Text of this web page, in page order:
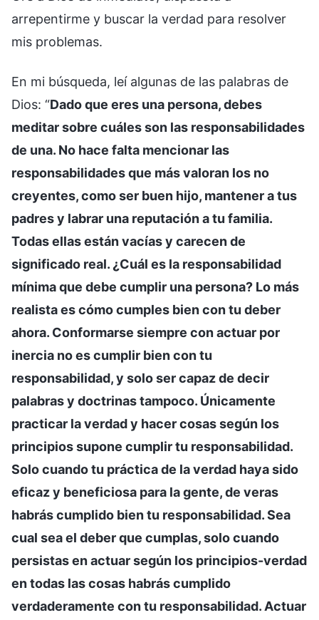
arrepentirme y buscar la verdad para resolver
mis problemas.
En mi búsqueda, leí algunas de las palabras de
Dios: “Dado que eres una persona, debes
meditar sobre cuáles son las responsabilidades
de una. No hace falta mencionar las
responsabilidades que más valoran los no
creyentes, como ser buen hijo, mantener a tus
padres y labrar una reputación a tu familia.
Todas ellas están vacías y carecen de
significado real. ¿Cuál es la responsabilidad
mínima que debe cumplir una persona? Lo más
realista es cómo cumples bien con tu deber
ahora. Conformarse siempre con actuar por
inercia no es cumplir bien con tu
responsabilidad, y solo ser capaz de decir
palabras y doctrinas tampoco. Únicamente
practicar la verdad y hacer cosas según los
principios supone cumplir tu responsabilidad.
Solo cuando tu práctica de la verdad haya sido
eficaz y beneficiosa para la gente, de veras
habrás cumplido bien tu responsabilidad. Sea
cual sea el deber que cumplas, solo cuando
persistas en actuar según los principios-verdad
en todas las cosas habrás cumplido
verdaderamente con tu responsabilidad. Actuar